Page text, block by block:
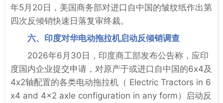
年5月20日，美国商务部对进口自中国的皱纹纸作出第
四次反倾销快速日落复审终裁。
六、印度对华电动拖拉机启动反倾销调查
2026年6月30日，印度商工部发布公告称，应印
度国内企业提交申请，对原产于或进口自中国的6x4及
4x2轴配置的各类电动拖拉机（ Electric Tractors in 6
x4 and 4x2 axle configuration in any form）启动反